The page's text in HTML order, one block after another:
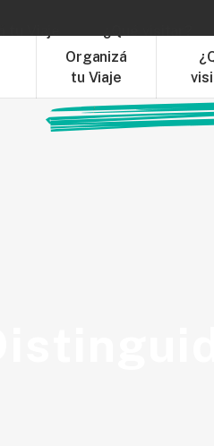
Organizá
tu Viaje